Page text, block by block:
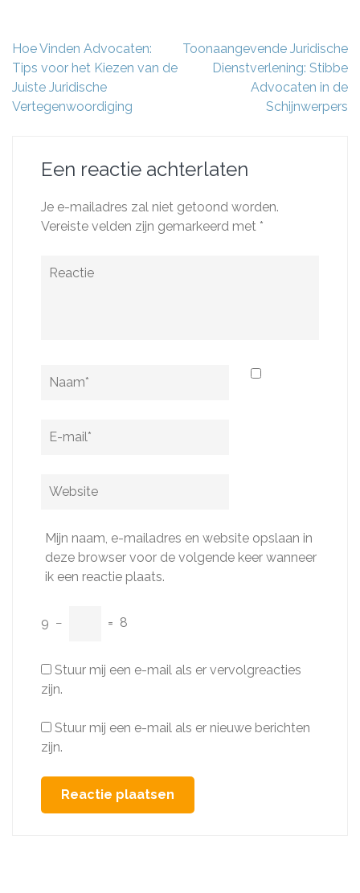
Berichtnavigatie
Hoe Vinden Advocaten:
Tips voor het Kiezen van de
Juiste Juridische
Vertegenwoordiging
Toonaangevende Juridische
Dienstverlening: Stibbe
Advocaten in de
Schijnwerpers
Een reactie achterlaten
Je e-mailadres zal niet getoond worden.
Vereiste velden zijn gemarkeerd met *
Reactie
Naam
E-
Website
Mijn naam, e-mailadres en website opslaan in
deze browser voor de volgende keer wanneer
ik een reactie plaats.
9 − = 8
Stuur mij een e-mail als er vervolgreacties
zijn.
Stuur mij een e-mail als er nieuwe berichten
zijn.